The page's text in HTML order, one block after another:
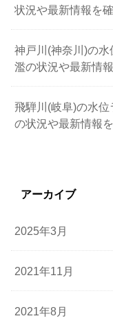
状況や最新情報を確
神戸川(神奈川)の
濫の状況や最新情
飛騨川(岐阜)の水
の状況や最新情報を
アーカイブ
2025年3月
2021年11月
2021年8月